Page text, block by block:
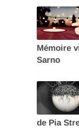
Mémoire
Sarno
de Pia